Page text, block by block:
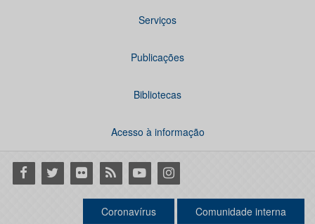
Serviços
Publicações
Bibliotecas
Acesso à informação
Facebook
Twitter Flickr RSS YoutubeInstagram
Coronavírus Comunidade interna